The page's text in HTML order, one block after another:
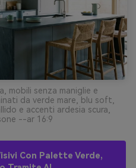
mobili senza maniglie e
da verde mare, blu soft,
e accenti ardesia scura,
--ar 16:9
Con Palette Verde,